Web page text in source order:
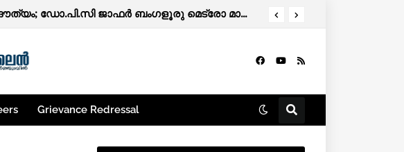
എളേറ്റിൽ സ്വദേശിയായ ഐ.എ.എസ്. ഓഫിസർക്ക് പുതിയ ദൗത്യം; ഡോ.പി.സി ജാഫർ ബംഗളൂരു മെട്രോ മാനേജിങ് ഡയറക്ടർ
Grievance Redressal